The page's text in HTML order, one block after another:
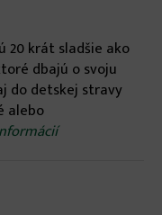
20 krát sladšie ako
dbajú o svoju
do detskej stravy
alebo